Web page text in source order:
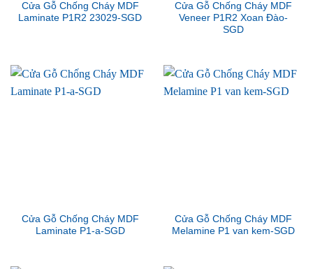
Cửa Gỗ Chống Cháy MDF
Laminate P1R2 23029-SGD
Cửa Gỗ Chống Cháy MDF
Veneer P1R2 Xoan Đào-
SGD
Cửa Gỗ Chống Cháy MDF
Laminate P1-a-SGD
Cửa Gỗ Chống Cháy MDF
Melamine P1 van kem-SGD